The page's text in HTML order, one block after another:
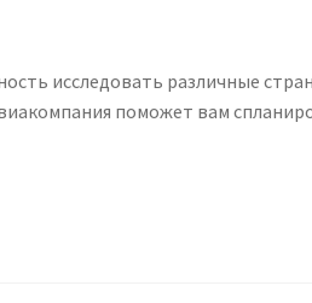
исследовать различные
поможет вам